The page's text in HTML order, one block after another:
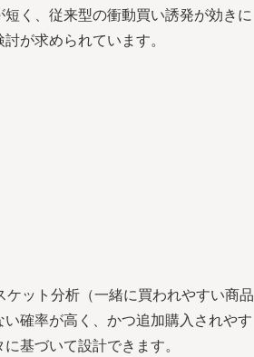
く、従来型の衝動買い誘発が効きに
が求められています。
ット分析（一緒に買われやすい商品
確率が高く、かつ追加購入されやす
基づいて設計できます。